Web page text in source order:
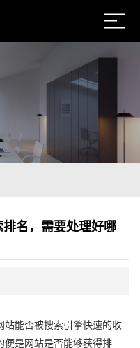
名，需要处理好哪
站能否被搜索引擎快速的收
便是网站是否能够获得排